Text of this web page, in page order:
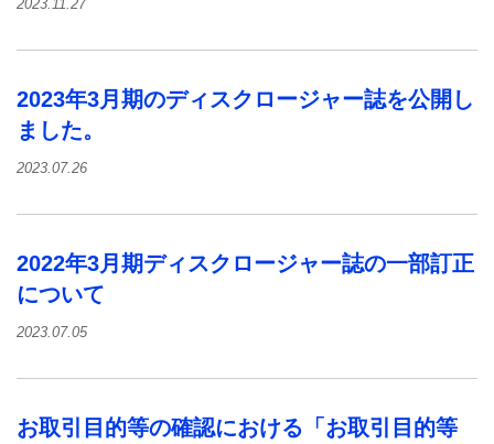
2023.11.27
2023年3月期のディスクロージャー誌を公開し
ました。
2023.07.26
2022年3月期ディスクロージャー誌の一部訂正
について
2023.07.05
お取引目的等の確認における「お取引目的等